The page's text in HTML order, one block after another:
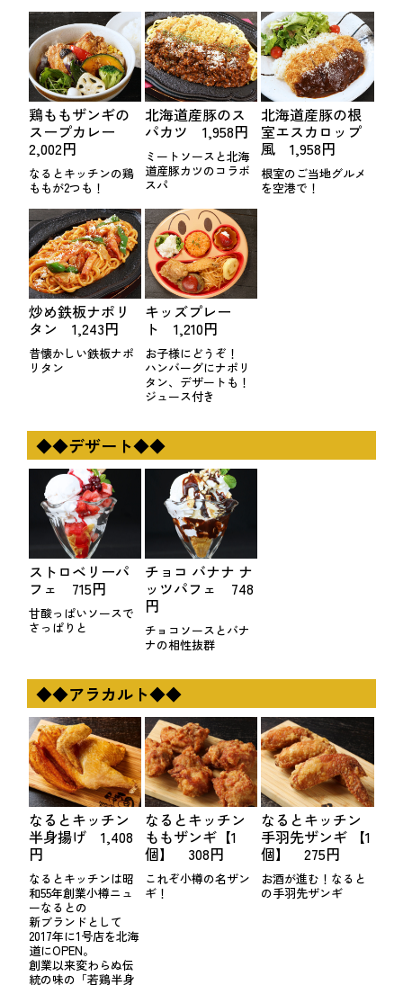
鶏ももザンギの
スープカレー
2,002円
なるとキッチンの鶏
ももが2つも！
北海道産豚のス
パカツ 1,958円
ミートソースと北海
道産豚カツのコラボ
スパ
北海道産豚の根
室エスカロップ
風 1,958円
根室のご当地グルメ
を空港で！
炒め鉄板ナポリ
タン 1,243円
昔懐かしい鉄板ナポ
リタン
キッズプレー
ト 1,210円
お子様にどうぞ！
ハンバーグにナポリ
タン、デザートも！
ジュース付き
◆◆デザート◆◆
ストロベリーパ
フェ 715円
甘酸っぱいソースで
さっぱりと
チョコ バナナ ナ
ッツパフェ 748
円
チョコソースとバナ
ナの相性抜群
◆◆アラカルト◆◆
なるとキッチン
半身揚げ 1,408
円
なるとキッチンは昭
和55年創業小樽ニュ
ーなるとの
新ブランドとして
2017年に1号店を北海
道にOPEN。
創業以来変わらぬ伝
統の味の「若鶏半身
なるとキッチン
ももザンギ【1
個】 308円
これぞ小樽の名ザン
ギ！
なるとキッチン
手羽先ザンギ 【1
個】 275円
お酒が進む！なると
の手羽先ザンギ